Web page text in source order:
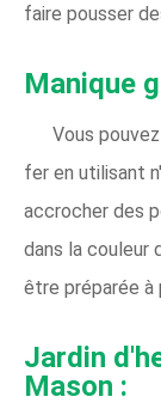
faire pousser
Manique
Vous
fer en utilisant
accrocher des
dans la couleur
être préparée à
Jardin
Mason :